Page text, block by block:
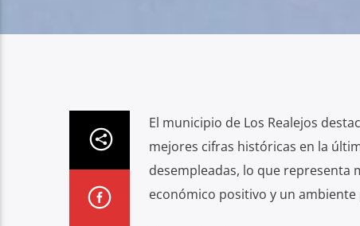
El municipio de Los Realejos
mejores cifras históricas en la
desempleadas, lo que representa
económico positivo y un